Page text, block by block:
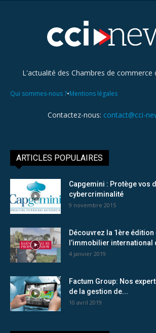
L'actualité des Chambres de commerce
Qui sommes-nous ?•Mentions légales
Contactez-nous: contact@cci-
ARTICLES POPULAIRES
Capgemini : Protège vos
cybercriminalité
9 novembre 2015
Découvrez la 1ère édition
l’immobilier international
4 janvier 2019
Factum Group: Nos
de la gestion de...
10 avril 2019